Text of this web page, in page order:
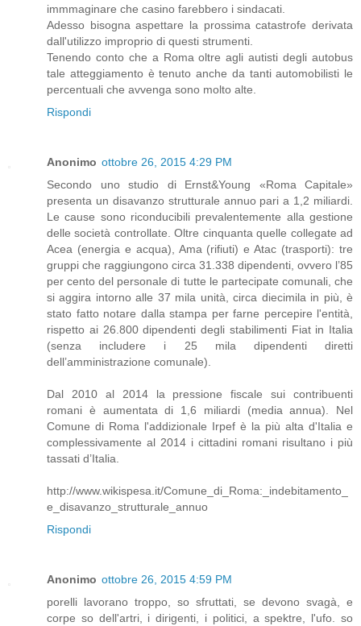
immmaginare che casino farebbero i sindacati.
Adesso bisogna aspettare la prossima catastrofe derivata
dall'utilizzo improprio di questi strumenti.
Tenendo conto che a Roma oltre agli autisti degli autobus
tale atteggiamento è tenuto anche da tanti automobilisti le
percentuali che avvenga sono molto alte.
Rispondi
Anonimo ottobre 26, 2015 4:29 PM
Secondo uno studio di Ernst&Young «Roma Capitale»
presenta un disavanzo strutturale annuo pari a 1,2 miliardi.
Le cause sono riconducibili prevalentemente alla gestione
delle società controllate. Oltre cinquanta quelle collegate ad
Acea (energia e acqua), Ama (rifiuti) e Atac (trasporti): tre
gruppi che raggiungono circa 31.338 dipendenti, ovvero l’85
per cento del personale di tutte le partecipate comunali, che
si aggira intorno alle 37 mila unità, circa diecimila in più, è
stato fatto notare dalla stampa per farne percepire l'entità,
rispetto ai 26.800 dipendenti degli stabilimenti Fiat in Italia
(senza includere i 25 mila dipendenti diretti
dell’amministrazione comunale).
Dal 2010 al 2014 la pressione fiscale sui contribuenti
romani è aumentata di 1,6 miliardi (media annua). Nel
Comune di Roma l'addizionale Irpef è la più alta d'Italia e
complessivamente al 2014 i cittadini romani risultano i più
tassati d’Italia.
http://www.wikispesa.it/Comune_di_Roma:_indebitamento_
e_disavanzo_strutturale_annuo
Rispondi
Anonimo ottobre 26, 2015 4:59 PM
porelli lavorano troppo, so sfruttati, se devono svagà, e
corpe so dell'artri, i dirigenti, i politici, a spektre, l'ufo. so